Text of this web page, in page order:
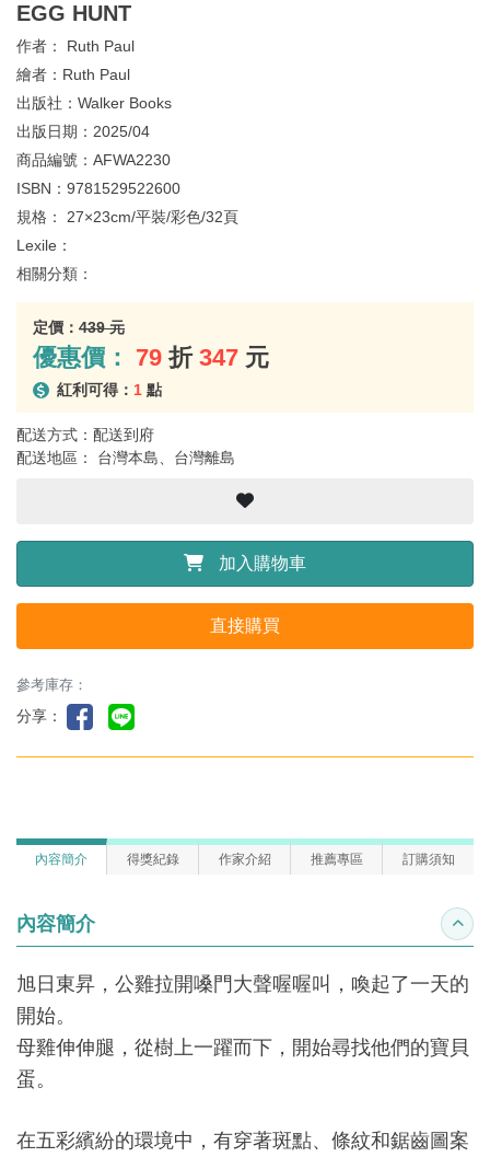
EGG HUNT
作者： Ruth Paul
繪者： Ruth Paul
出版社： Walker Books
出版日期： 2025/04
商品編號： AFWA2230
ISBN： 9781529522600
規格： 27×23cm/平裝/彩色/32頁
Lexile：
相關分類：
定價： 439 元
優惠價： 79 折 347 元
紅利可得： 1 點
配送方式：配送到府
配送地區： 台灣本島、台灣離島
加入購物車
直接購買
參考庫存：
分享：
內容簡介 得獎紀錄 作家介紹 推薦專區 訂購須知
內容簡介 收合
旭日東昇，公雞拉開嗓門大聲喔喔叫，喚起了一天的
開始。
母雞伸伸腿，從樹上一躍而下，開始尋找他們的寶貝
蛋。
在五彩繽紛的環境中，有穿著斑點、條紋和鋸齒圖案